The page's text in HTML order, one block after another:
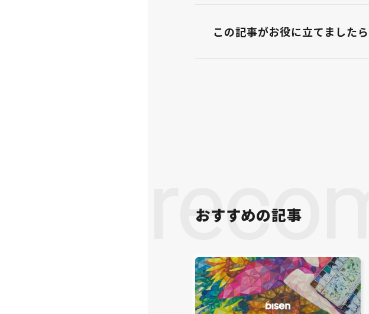
この記事がお役に立てましたら
おすすめの記事